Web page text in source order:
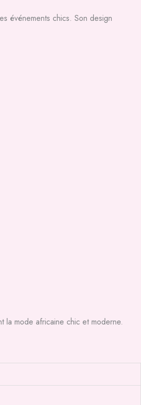
événements chics. Son design
la mode africaine chic et moderne.